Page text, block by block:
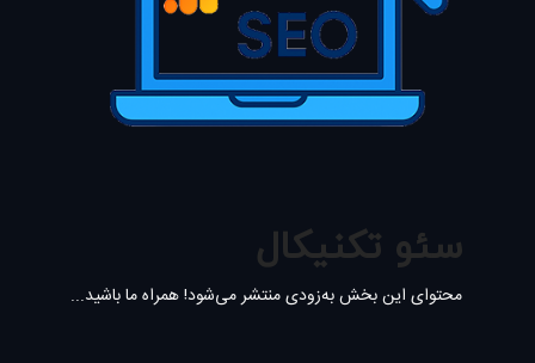
سئو تکنیکال
محتوای این بخش به‌زودی منتشر می‌شود! همراه ما باشید...